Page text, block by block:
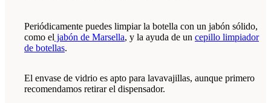
Periódicamente puedes limpiar la botella con un jabón sólido,
como el jabón de Marsella, y la ayuda de un cepillo limpiador
de botellas.
El envase de vidrio es apto para lavavajillas, aunque primero
recomendamos retirar el dispensador.